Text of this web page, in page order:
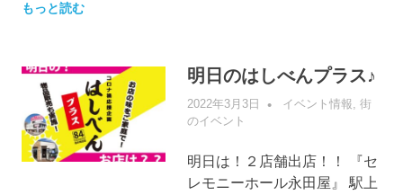
もっと読む
明日のはしべんプラス♪
2022年3月3日 管理者
イベント情報 街
のイベント
明日は！２店舗出店！！ 『セ
レモニーホール永田屋』 駅上